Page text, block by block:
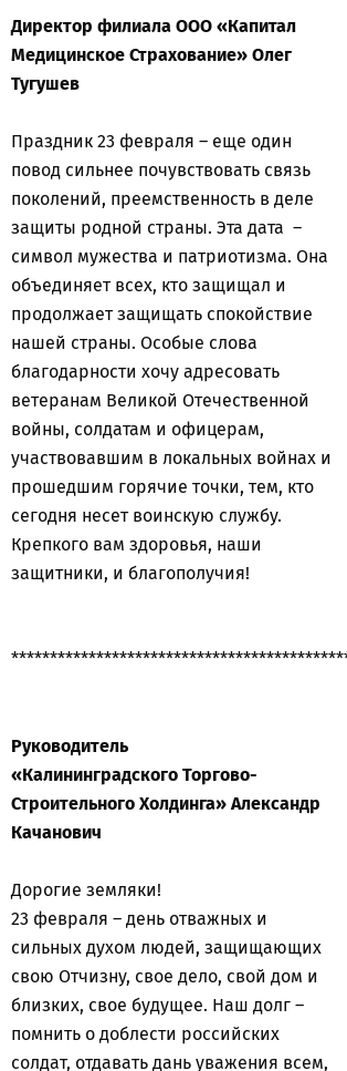
Директор филиала ООО «Капитал
Медицинское Страхование» Олег
Тугушев
Праздник 23 февраля – еще один
повод сильнее почувствовать связь
поколений, преемственность в деле
защиты родной страны. Эта дата –
символ мужества и патриотизма. Она
объединяет всех, кто защищал и
продолжает защищать спокойствие
нашей страны. Особые слова
благодарности хочу адресовать
ветеранам Великой Отечественной
войны, солдатам и офицерам,
участвовавшим в локальных войнах и
прошедшим горячие точки, тем, кто
сегодня несет воинскую службу.
Крепкого вам здоровья, наши
защитники, и благополучия!
Руководитель
«Калининградского Торгово-
Строительного Холдинга» Александр
Качанович
Дорогие земляки!
23 февраля – день отважных и
сильных духом людей, защищающих
свою Отчизну, свое дело, свой дом и
близких, свое будущее. Наш долг –
помнить о доблести российских
солдат, отдавать дань уважения всем,